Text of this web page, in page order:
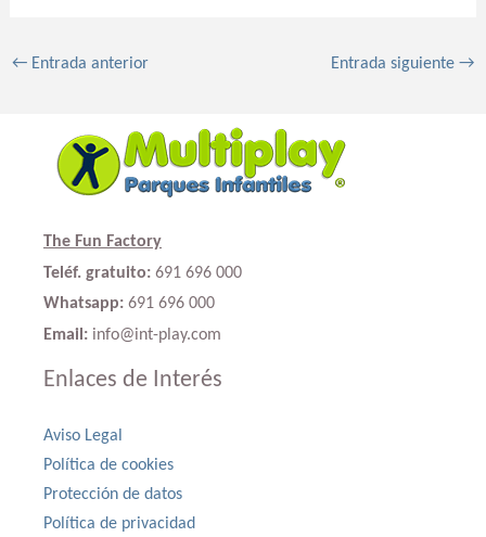
←Entrada anterior Entrada siguiente→
The Fun Factory
Teléf. gratuito: 691 696 000
Whatsapp: 691 696 000
Email: info@int-play.com
Enlaces de Interés
Aviso Legal
Política de cookies
Protección de datos
Política de privacidad